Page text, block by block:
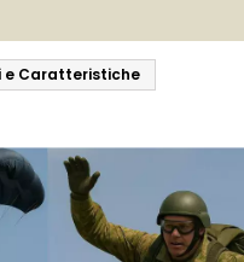
e Caratteristiche